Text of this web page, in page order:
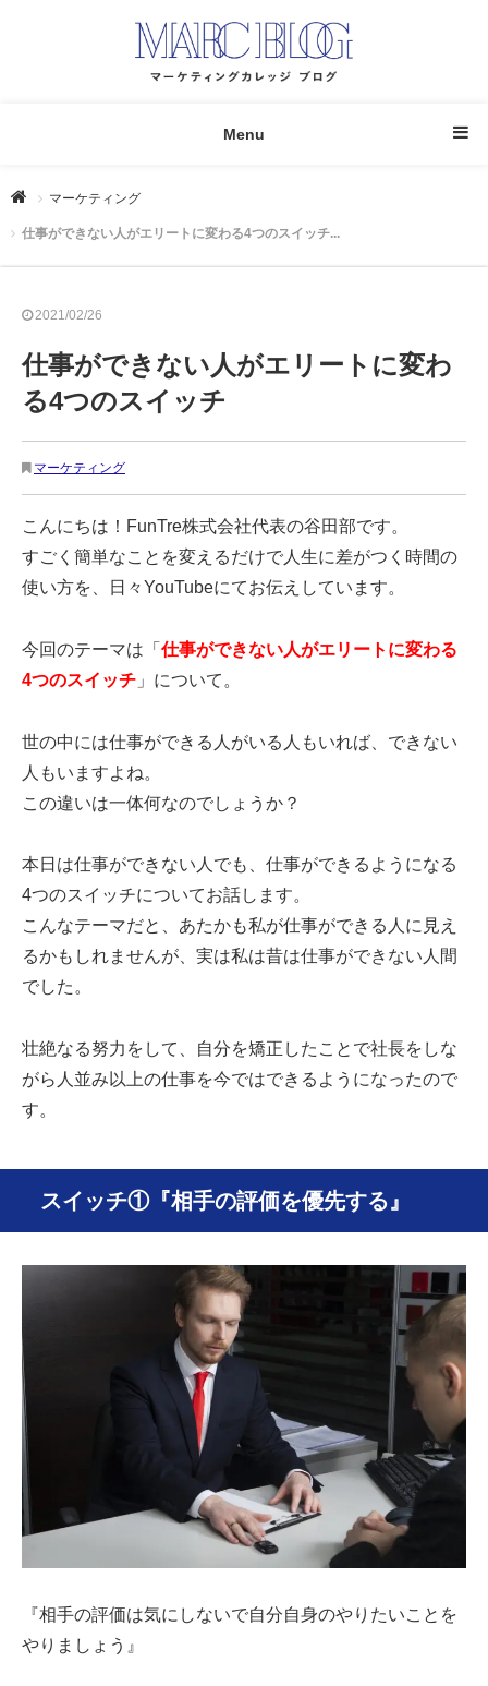
Menu
マーケティング
仕事ができない人がエリートに変わる4つのスイッチ...
2021/02/26
仕事ができない人がエリートに変わ
る4つのスイッチ
マーケティング
こんにちは！FunTre株式会社代表の谷田部です。
すごく簡単なことを変えるだけで人生に差がつく時間の
使い方を、日々YouTubeにてお伝えしています。
今回のテーマは「 仕事ができない人がエリートに変わる
4つのスイッチ 」について。
世の中には仕事ができる人がいる人もいれば、できない
人もいますよね。
この違いは一体何なのでしょうか？
本日は仕事ができない人でも、仕事ができるようになる
4つのスイッチについてお話します。
こんなテーマだと、あたかも私が仕事ができる人に見え
るかもしれませんが、実は私は昔は仕事ができない人間
でした。
壮絶なる努力をして、自分を矯正したことで社長をしな
がら人並み以上の仕事を今ではできるようになったので
す。
スイッチ①『相手の評価を優先する』
『相手の評価は気にしないで自分自身のやりたいことを
やりましょう』